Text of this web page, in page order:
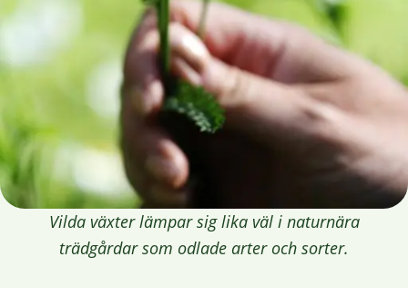
Vilda växter lämpar sig lika väl i naturnära
trädgårdar som odlade arter och sorter.